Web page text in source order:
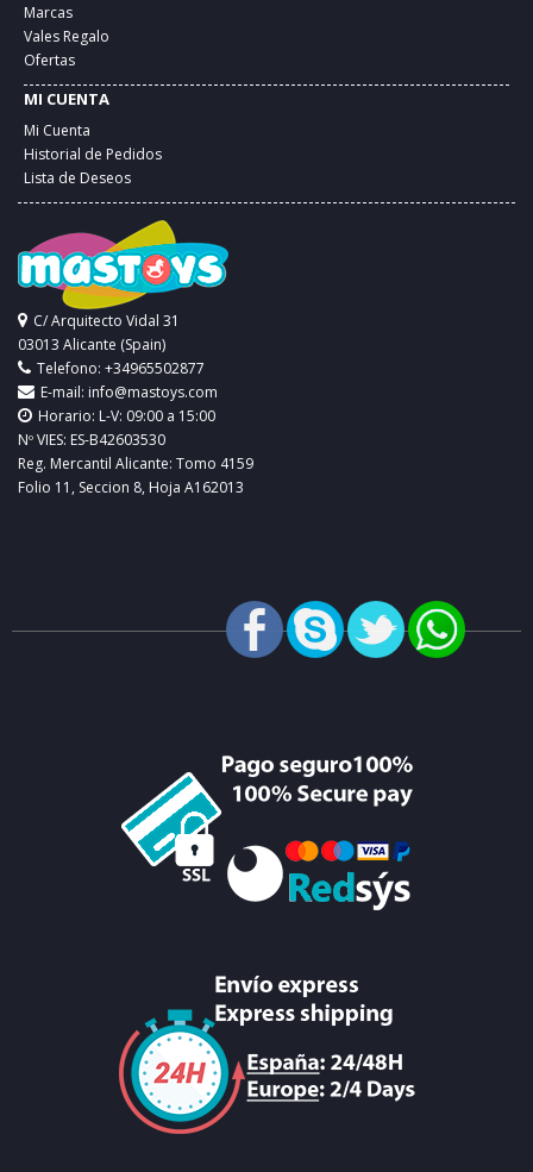
Marcas
Vales Regalo
Ofertas
MI CUENTA
Mi Cuenta
Historial de Pedidos
Lista de Deseos
C/ Arquitecto Vidal 31
03013 Alicante (Spain)
Telefono: +34965502877
E-mail: info@mastoys.com
Horario: L-V: 09:00 a 15:00
Nº VIES: ES-B42603530
Reg. Mercantil Alicante: Tomo 4159
Folio 11, Seccion 8, Hoja A162013